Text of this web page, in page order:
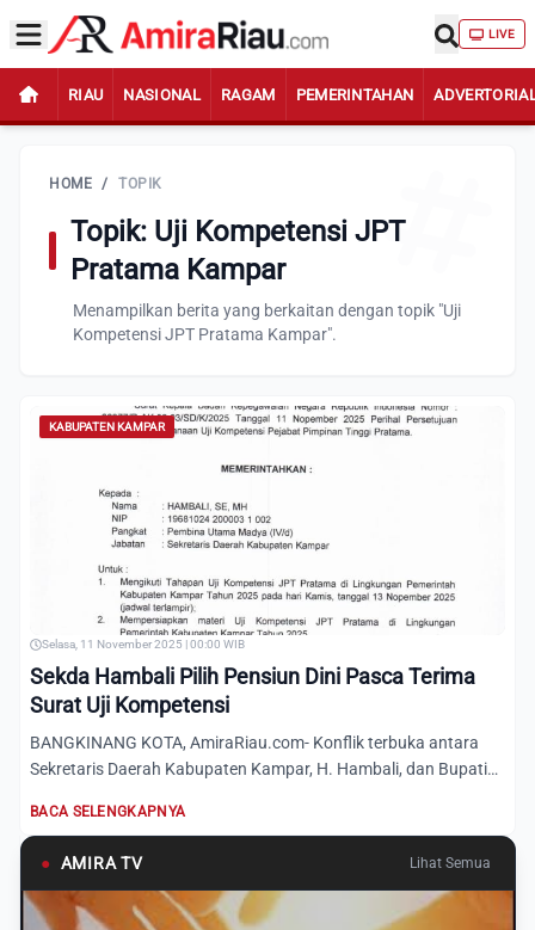
LIVE
RIAU NASIONAL RAGAM PEMERINTAHAN
HOME / TOPIK
Topik: Uji Kompetensi JPT
Pratama Kampar
Menampilkan berita yang berkaitan dengan topik "Uji
Kompetensi JPT Pratama Kampar".
KABUPATEN KAMPAR
Selasa, 11 November 2025 | 00:00 WIB
Sekda Hambali Pilih Pensiun Dini Pasca Terima
Surat Uji Kompetensi
BANGKINANG KOTA, AmiraRiau.com- Konflik terbuka antara
Sekretaris Daerah Kabupaten Kampar, H. Hambali, dan Bupati
BACA SELENGKAPNYA
● AMIRA TV Lihat Semua